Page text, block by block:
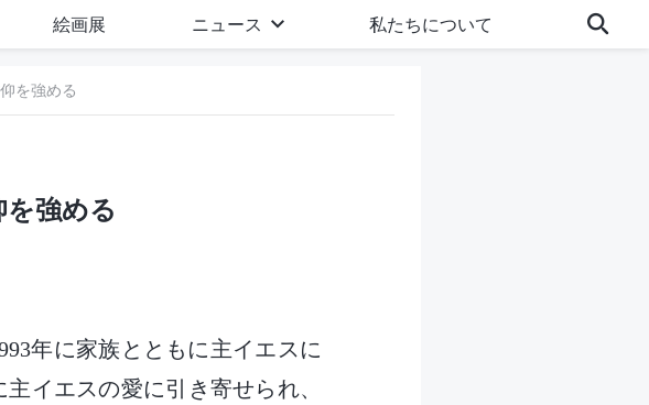
絵画展 ニュース 私たちについて
を強める
を強める
年に家族とともに主イエスに
イエスの愛に引き寄せられ、